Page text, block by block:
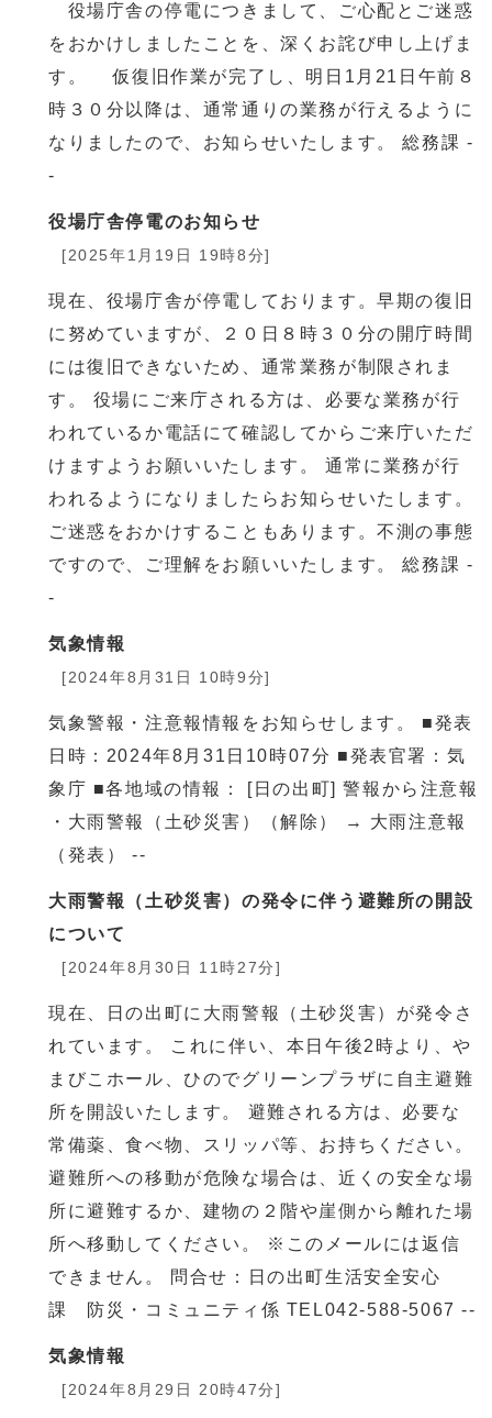
役場庁舎の停電につきまして、ご心配とご迷惑
をおかけしましたことを、深くお詫び申し上げま
す。 仮復旧作業が完了し、明日1月21日午前８
時３０分以降は、通常通りの業務が行えるように
なりましたので、お知らせいたします。 総務課 -
-
役場庁舎停電のお知らせ
[2025年1月19日 19時8分]
現在、役場庁舎が停電しております。早期の復旧
に努めていますが、２０日８時３０分の開庁時間
には復旧できないため、通常業務が制限されま
す。 役場にご来庁される方は、必要な業務が行
われているか電話にて確認してからご来庁いただ
けますようお願いいたします。 通常に業務が行
われるようになりましたらお知らせいたします。
ご迷惑をおかけすることもあります。不測の事態
ですので、ご理解をお願いいたします。 総務課 -
-
気象情報
[2024年8月31日 10時9分]
気象警報・注意報情報をお知らせします。 ■発表
日時：2024年8月31日10時07分 ■発表官署：気
象庁 ■各地域の情報： [日の出町] 警報から注意報
・大雨警報（土砂災害）（解除） → 大雨注意報
（発表） --
大雨警報（土砂災害）の発令に伴う避難所の開設
について
[2024年8月30日 11時27分]
現在、日の出町に大雨警報（土砂災害）が発令さ
れています。 これに伴い、本日午後2時より、や
まびこホール、ひのでグリーンプラザに自主避難
所を開設いたします。 避難される方は、必要な
常備薬、食べ物、スリッパ等、お持ちください。
避難所への移動が危険な場合は、近くの安全な場
所に避難するか、建物の２階や崖側から離れた場
所へ移動してください。 ※このメールには返信
できません。 問合せ：日の出町生活安全安心
課 防災・コミュニティ係 TEL042-588-5067 --
気象情報
[2024年8月29日 20時47分]